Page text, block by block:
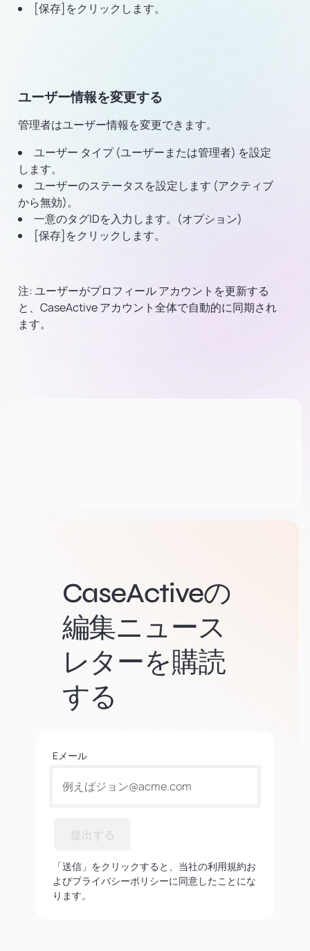
[保存]をクリックします。
ユーザー情報を変更する
管理者はユーザー情報を変更できます。
ユーザー タイプ (ユーザーまたは管理者) を設定
します。
ユーザーのステータスを設定します (アクティブ
から無効)。
一意のタグIDを入力します。(オプション)
[保存]をクリックします。
注: ユーザーがプロフィール アカウントを更新する
と、CaseActive アカウント全体で自動的に同期され
ます。
CaseActiveの
編集ニュース
レターを購読
する
Eメール
提出する
「送信」をクリックすると、当社の利用規約お
よびプライバシーポリシーに同意したことにな
ります。